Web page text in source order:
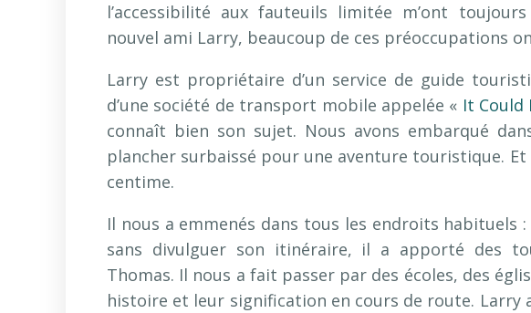
l’accessibilité aux fauteuils limitée m’ont
nouvel ami Larry, beaucoup de ces préoccupations
Larry est propriétaire d’un service de guide
d’une société de transport mobile appelée « It Could
connaît bien son sujet. Nous avons embarqué
plancher surbaissé pour une aventure touristique. Et
centime.
Il nous a emmenés dans tous les endroits habituels
sans divulguer son itinéraire, il a apporté des
Thomas. Il nous a fait passer par des écoles, des
histoire et leur signification en cours de route.